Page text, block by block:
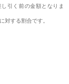
引く前の金額となりま
対する割合です。